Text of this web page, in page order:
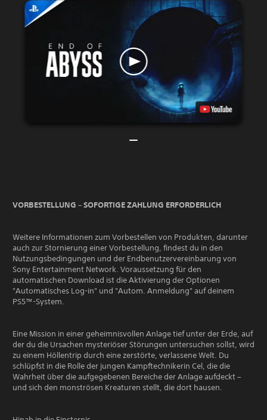
VORBESTELLUNG – SOFORTIGE ZAHLUNG ERFORDERLICH
Weitere Informationen zum Vorbestellen von Produkten, darunter
auch zur Stornierung einer Vorbestellung, findest du in den
Nutzungsbedingungen und der Endbenutzervereinbarung von
Sony Entertainment Network. Voraussetzung für den
automatischen Download ist die Aktivierung der Optionen
"Automatisches Log-in" und "Autom. Anmeldung" auf deinem
PS5™-System.
Eine Mission in einer geheimnisvollen Anlage tief unter der Erde, auf
der du die Ursachen mysteriöser Störungen untersuchen sollst, wird
zu einem Höllentrip durch eine zerstörte, verlassene Welt. Du
schlüpfst in die Rolle der jungen Kampftechnikerin Cel, die die
Wahrheit über die aufgegebenen Bereiche der Anlage aufdeckt –
und sich den monströsen Kreaturen stellt, die dort hausen.